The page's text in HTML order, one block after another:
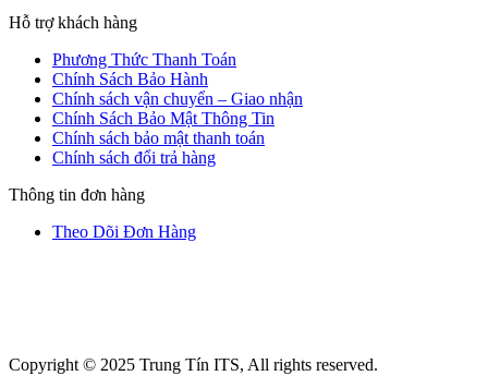
Hỗ trợ khách hàng
Phương Thức Thanh Toán
Chính Sách Bảo Hành
Chính sách vận chuyển – Giao nhận
Chính Sách Bảo Mật Thông Tin
Chính sách bảo mật thanh toán
Chính sách đổi trả hàng
Thông tin đơn hàng
Theo Dõi Đơn Hàng
Copyright © 2025 Trung Tín ITS, All rights reserved.